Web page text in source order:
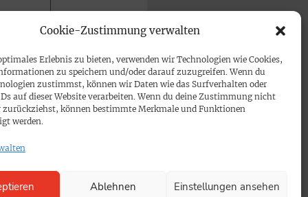
Cookie-Zustimmung verwalten
Erlebnis zu bieten, verwenden wir Technologien wie Cookies,
zu speichern und/oder darauf zuzugreifen. Wenn du
zustimmst, können wir Daten wie das Surfverhalten oder
auf dieser Website verarbeiten. Wenn du deine Zustimmung nicht
zurückziehst, können bestimmte Merkmale und Funktionen
werden.
Ablehnen Einstellungen ansehen